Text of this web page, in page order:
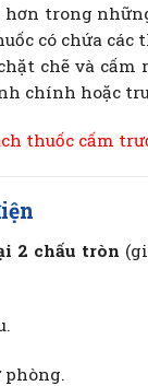
hơn trong
có chứa các
chẽ và
chính hoặc
thuốc cấm
2 chấu tròn
phòng.